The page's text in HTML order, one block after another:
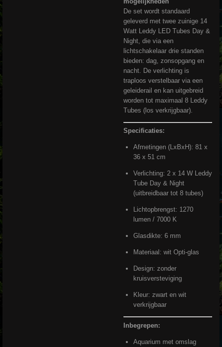
De set wordt standaard
geleverd met twee zuinige 14
Watt Leddy LED Tubes Day &
Night, die via een
lichtschakelaar drie standen
bieden: dag, zonsopgang en
nacht. De verlichting is
traploos verstelbaar via een
geleiderail en kan uitgebreid
worden tot maximaal 8 Leddy
Tubes (los verkrijgbaar).
Specificaties:
Afmetingen (LxBxH): 81 x
36 x 51 cm
Verlichting: 2 x 14 W Leddy
Tube Day & Night
(uitbreidbaar tot 8 tubes)
Lichtopbrengst: 1270
lumen / 7000 K
Glasdikte: 6 mm
Materiaal: wit Opti-glas
Design: zonder
kruisversteviging
Kleur: zwart en wit
verkrijgbaar
Inbegrepen:
Aquarium met omslag